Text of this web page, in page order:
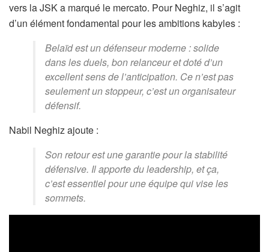
vers la JSK a marqué le mercato. Pour Neghiz, il s’agit
d’un élément fondamental pour les ambitions kabyles :
Belaïd est un défenseur moderne : solide
dans les duels, bon relanceur et doté d’un
excellent sens de l’anticipation. Ce n’est pas
seulement un stoppeur, c’est un organisateur
défensif.
Nabil Neghiz ajoute :
Son retour est une garantie pour la stabilité
défensive. Il apporte du leadership, et ça,
c’est essentiel pour une équipe qui vise les
sommets.